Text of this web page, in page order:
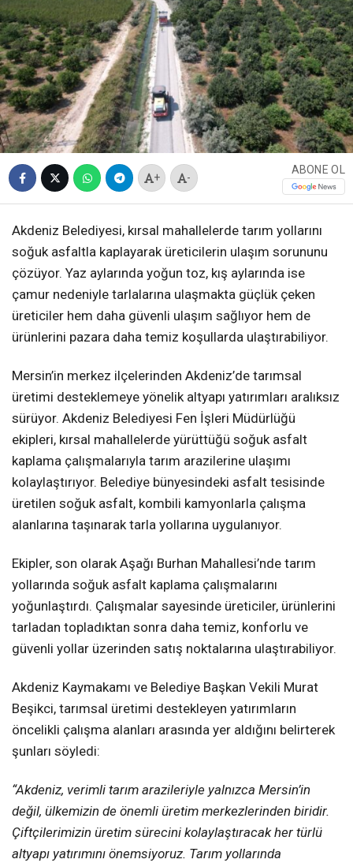
+ -
ABONE OL
Akdeniz Belediyesi, kırsal mahallelerde tarım yollarını
soğuk asfaltla kaplayarak üreticilerin ulaşım sorununu
çözüyor. Yaz aylarında yoğun toz, kış aylarında ise
çamur nedeniyle tarlalarına ulaşmakta güçlük çeken
üreticiler hem daha güvenli ulaşım sağlıyor hem de
ürünlerini pazara daha temiz koşullarda ulaştırabiliyor.
Mersin’in merkez ilçelerinden Akdeniz’de tarımsal
üretimi desteklemeye yönelik altyapı yatırımları aralıksız
sürüyor. Akdeniz Belediyesi Fen İşleri Müdürlüğü
ekipleri, kırsal mahallelerde yürüttüğü soğuk asfalt
kaplama çalışmalarıyla tarım arazilerine ulaşımı
kolaylaştırıyor. Belediye bünyesindeki asfalt tesisinde
üretilen soğuk asfalt, kombili kamyonlarla çalışma
alanlarına taşınarak tarla yollarına uygulanıyor.
Ekipler, son olarak Aşağı Burhan Mahallesi’nde tarım
yollarında soğuk asfalt kaplama çalışmalarını
yoğunlaştırdı. Çalışmalar sayesinde üreticiler, ürünlerini
tarladan topladıktan sonra daha temiz, konforlu ve
güvenli yollar üzerinden satış noktalarına ulaştırabiliyor.
Akdeniz Kaymakamı ve Belediye Başkan Vekili Murat
Beşikci, tarımsal üretimi destekleyen yatırımların
öncelikli çalışma alanları arasında yer aldığını belirterek
şunları söyledi:
“Akdeniz, verimli tarım arazileriyle yalnızca Mersin’in
değil, ülkemizin de önemli üretim merkezlerinden biridir.
Çiftçilerimizin üretim sürecini kolaylaştıracak her türlü
altyapı yatırımını önemsiyoruz. Tarım yollarında